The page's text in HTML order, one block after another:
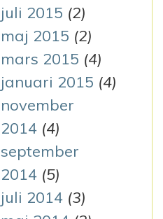
juli 2015 (2)
maj 2015 (2)
mars 2015 (4)
januari 2015 (4)
november
2014 (4)
september
2014 (5)
juli 2014 (3)